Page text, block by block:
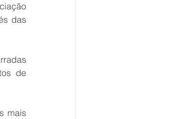
das
de
mais